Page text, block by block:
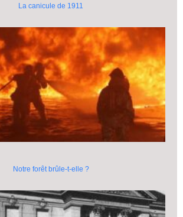
La canicule de 1911
Notre forêt brûle-t-elle ?